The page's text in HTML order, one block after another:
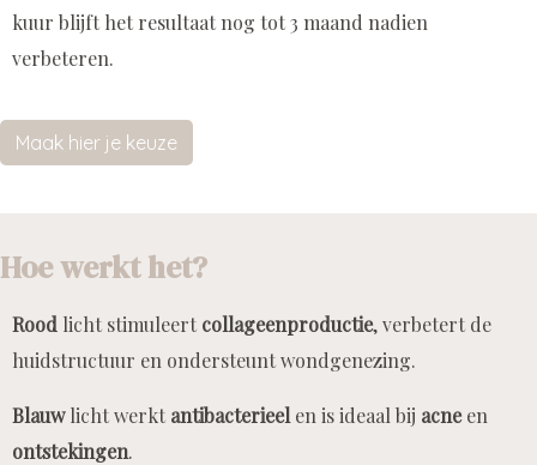
kuur blijft het resultaat nog tot 3 maand nadien
verbeteren.
Maak hier je keuze
Hoe werkt het?
Rood licht stimuleert collageenproductie, verbetert de
huidstructuur en ondersteunt wondgenezing.
Blauwlicht werkt antibacterieel en is ideaal bij acneen
ontstekingen.